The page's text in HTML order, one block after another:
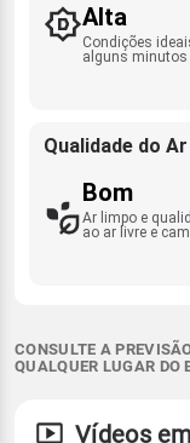
Alta
Condições
alguns minutos
Qualidade do Ar
Bom
Ar limpo e
ao ar livre e
CONSULTE A
QUALQUER LUGAR DO
Vídeos